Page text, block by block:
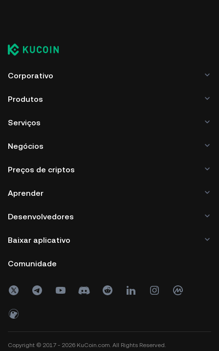
Corporativo
Produtos
Serviços
Negócios
Preços de criptos
Aprender
Desenvolvedores
Baixar aplicativo
Comunidade
Copyright © 2017 - 2026 KuCoin.com. All Rights Reserved.